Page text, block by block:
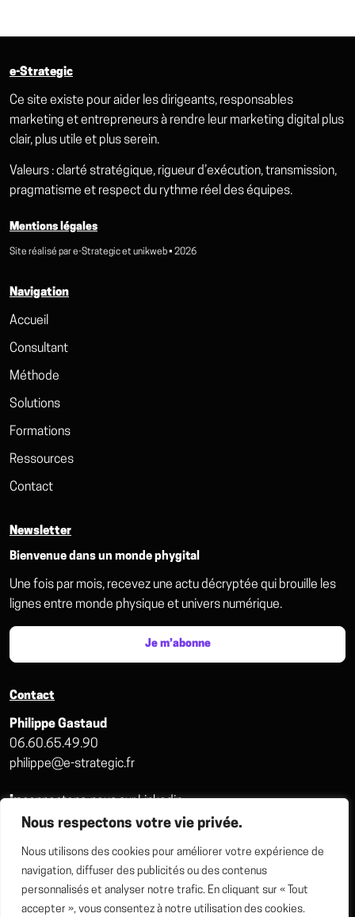
Nous respectons votre vie privée.
Nous utilisons des cookies pour améliorer votre expérience de
navigation, diffuser des publicités ou des contenus
personnalisés et analyser notre trafic. En cliquant sur « Tout
accepter », vous consentez à notre utilisation des cookies.
e-Strategic
Ce site existe pour aider les dirigeants, responsables
marketing et entrepreneurs à rendre leur marketing digital plus
clair, plus utile et plus serein.
Valeurs : clarté stratégique, rigueur d’exécution, transmission,
pragmatisme et respect du rythme réel des équipes.
Mentions légales
Site réalisé pare-Strategicet unikweb• 2026
Navigation
Accueil
Consultant
Méthode
Solutions
Formations
Ressources
Contact
Newsletter
Bienvenue dans un monde phygital
Une fois par mois, recevez une actu décryptée qui brouille les
lignes entre monde physique et univers numérique.
Je m’abonne
Contact
Philippe Gastaud
06.60.65.49.90
philippe@e-strategic.fr
inconnectons-nous sur Linkedin